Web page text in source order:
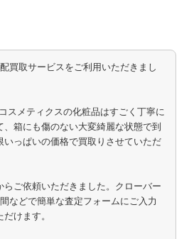
買取サービスをご利用いただきまし
スメティクスの化粧品はすごく丁寧に
箱にも傷のない大変綺麗な状態で到
いっぱいの価格で買取りさせていただ
ご依頼いただきました。クローバー
などで簡単な査定フォームにご入力
けます。